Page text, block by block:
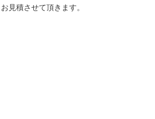
お見積させて頂きます。